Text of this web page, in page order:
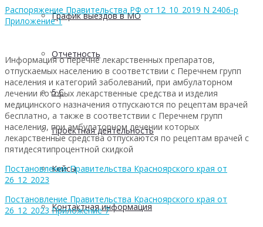
График выездов в МО
Отчетность
5 С
Проектная деятельность
Кейсы
Контактная информация
Распоряжение Правительства РФ от 12_10_2019 N 2406-р
Приложение 1
Информация о перечне лекарственных препаратов,
отпускаемых населению в соответствии с Перечнем групп
населения и категорий заболеваний, при амбулаторном
лечении которых лекарственные средства и изделия
медицинского назначения отпускаются по рецептам врачей
бесплатно, а также в соответствии с Перечнем групп
населения, при амбулаторном лечении которых
лекарственные средства отпускаются по рецептам врачей с
пятидесятипроцентной скидкой
Постановление Правительства Красноярского края от
26_12_2023
Постановление Правительства Красноярского края от
26_12_2023 Приложение 7